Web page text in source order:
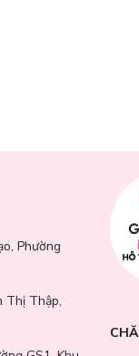
Phường
Thị Thập,